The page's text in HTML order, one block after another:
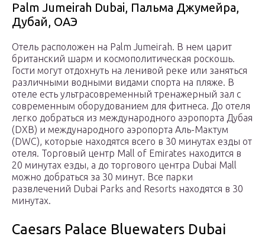
Palm Jumeirah Dubai, Пальма Джумейра,
Дубай, ОАЭ
Отель расположен на Palm Jumeirah. В нем царит
британский шарм и космополитическая роскошь.
Гости могут отдохнуть на ленивой реке или заняться
различными водными видами спорта на пляже. В
отеле есть ультрасовременный тренажерный зал с
современным оборудованием для фитнеса. До отеля
легко добраться из международного аэропорта Дубая
(DXB) и международного аэропорта Аль-Мактум
(DWC), которые находятся всего в 30 минутах езды от
отеля. Торговый центр Mall of Emirates находится в
20 минутах езды, а до торгового центра Dubai Mall
можно добраться за 30 минут. Все парки
развлечений Dubai Parks and Resorts находятся в 30
минутах.
Caesars Palace Bluewaters Dubai